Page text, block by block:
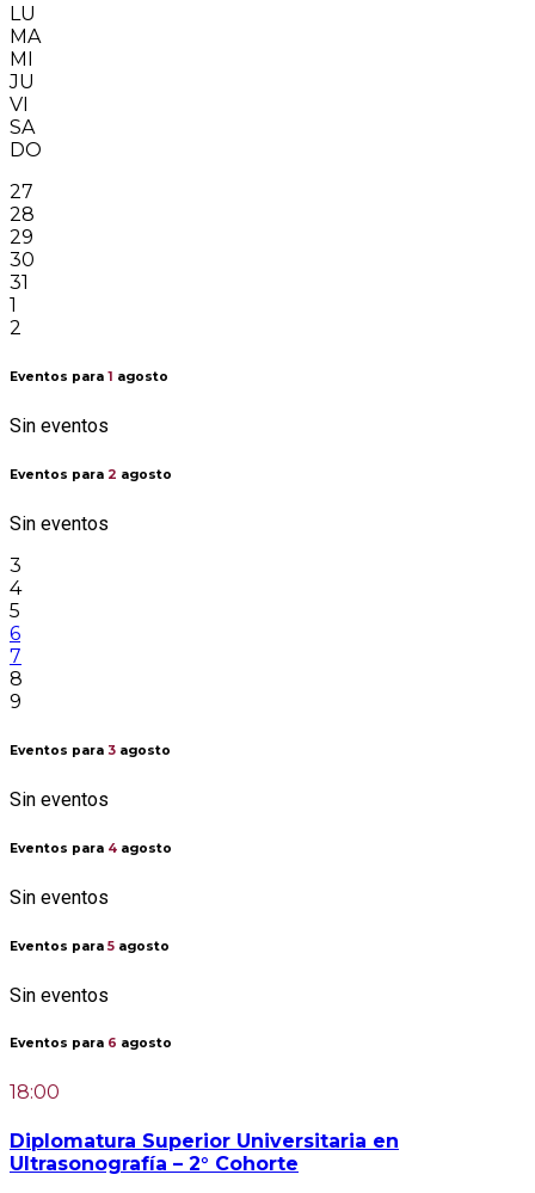
LU
MA
MI
JU
VI
SA
DO
27
28
29
30
31
1
2
Eventos para 1 agosto
Sin eventos
Eventos para 2 agosto
Sin eventos
3
4
5
6
7
8
9
Eventos para 3 agosto
Sin eventos
Eventos para 4 agosto
Sin eventos
Eventos para 5 agosto
Sin eventos
Eventos para 6 agosto
18:00
Diplomatura Superior Universitaria en
Ultrasonografía – 2° Cohorte